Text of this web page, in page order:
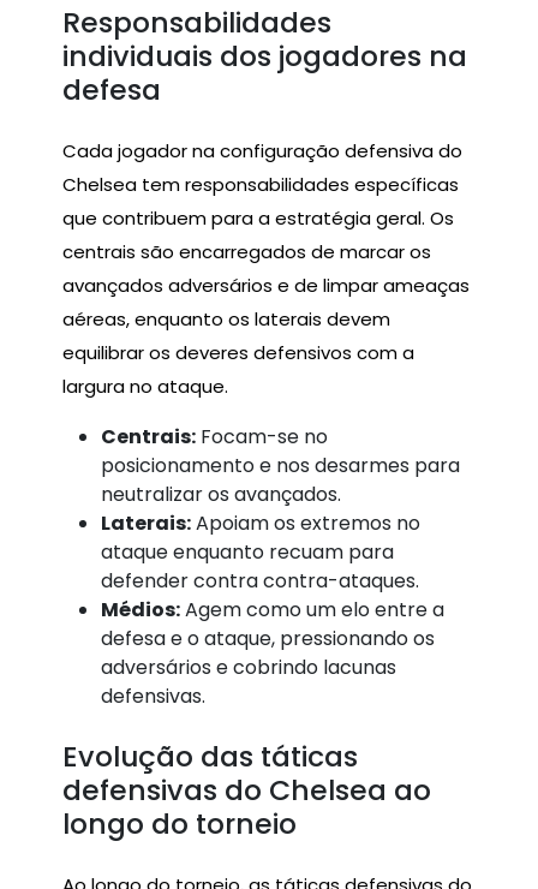
Responsabilidades
individuais dos jogadores na
defesa
Cada jogador na configuração defensiva do
Chelsea tem responsabilidades específicas
que contribuem para a estratégia geral. Os
centrais são encarregados de marcar os
avançados adversários e de limpar ameaças
aéreas, enquanto os laterais devem
equilibrar os deveres defensivos com a
largura no ataque.
Centrais: Focam-se no
posicionamento e nos desarmes para
neutralizar os avançados.
Laterais:Apoiam os extremos no
ataque enquanto recuam para
defender contra contra-ataques.
Médios:Agem como um elo entre a
defesa e o ataque, pressionando os
adversários e cobrindo lacunas
defensivas.
Evolução das táticas
defensivas do Chelsea ao
longo do torneio